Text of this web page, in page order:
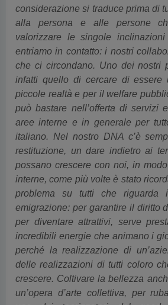
considerazione si traduce prima di
alla persona e alle persone
valorizzare le singole
entriamo in contatto: i nostri
che ci circondano. Uno dei nostri
infatti quello di cercare di essere
piccole realtà e per il welfare
può bastare nell’offerta di servizi
aree interne e in generale per
italiano. Nel nostro DNA c’è
restituzione, un dare indietro ai
possano crescere con noi, in
interne, come più volte è stato
problema su tutti che riguarda
emigrazione: per garantire il diritto
per diventare attrattivi, serve
incredibili energie che animano i
perché la realizzazione di
delle realizzazioni di tutti coloro
crescere. Coltivare la bellezza
un’opera d’arte collettiva, per